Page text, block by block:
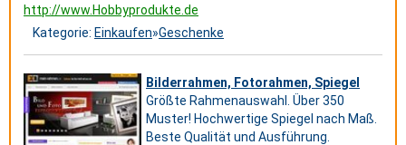
http://www.Hobbyprodukte.de
Kategorie: Einkaufen»Geschenke
Bilderrahmen, Fotorahmen, Spiegel
Größte Rahmenauswahl. Über 350
Muster! Hochwertige Spiegel nach Maß.
Beste Qualität und Ausführung.